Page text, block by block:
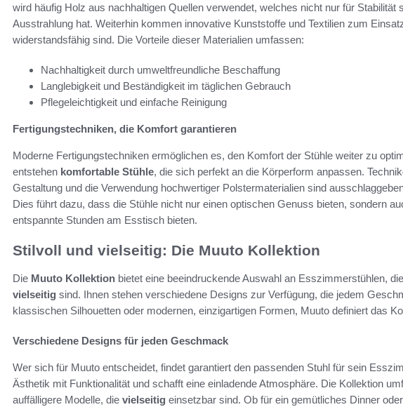
wird häufig Holz aus nachhaltigen Quellen verwendet, welches nicht nur für Stabilität
Ausstrahlung hat. Weiterhin kommen innovative Kunststoffe und Textilien zum
widerstandsfähig sind. Die Vorteile dieser Materialien umfassen:
Nachhaltigkeit durch umweltfreundliche Beschaffung
Langlebigkeit und Beständigkeit im täglichen Gebrauch
Pflegeleichtigkeit und einfache Reinigung
Fertigungstechniken, die Komfort garantieren
Moderne Fertigungstechniken ermöglichen es, den Komfort der Stühle weiter zu
entstehen komfortable Stühle, die sich perfekt an die Körperform anpassen.
Gestaltung und die Verwendung hochwertiger Polstermaterialien sind
Dies führt dazu, dass die Stühle nicht nur einen optischen Genuss bieten, sondern
entspannte Stunden am Esstisch bieten.
Stilvoll und vielseitig: Die Muuto Kollektion
Die Muuto Kollektion bietet eine beeindruckende Auswahl an Esszimmerstühlen,
vielseitig sind. Ihnen stehen verschiedene Designs zur Verfügung, die jedem
klassischen Silhouetten oder modernen, einzigartigen Formen, Muuto definiert das
Verschiedene Designs für jeden Geschmack
Wer sich für Muuto entscheidet, findet garantiert den passenden Stuhl für sein
Ästhetik mit Funktionalität und schafft eine einladende Atmosphäre. Die Kollektion
auffälligere Modelle, die vielseitig einsetzbar sind. Ob für ein gemütliches Dinner